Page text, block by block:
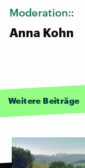
Moderation::
Anna Kohn
Weitere Beiträge